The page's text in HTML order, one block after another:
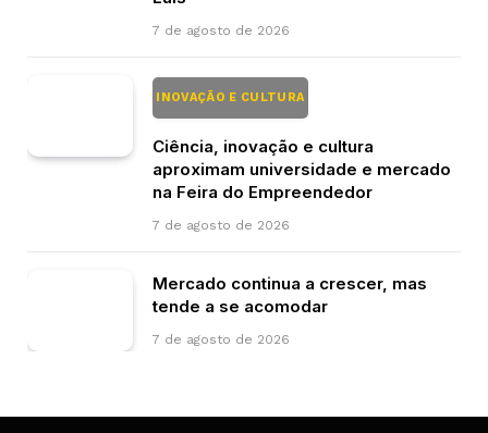
7 de agosto de 2026
INOVAÇÃO E CULTURA
Ciência, inovação e cultura
aproximam universidade e mercado
na Feira do Empreendedor
7 de agosto de 2026
Mercado continua a crescer, mas
tende a se acomodar
7 de agosto de 2026